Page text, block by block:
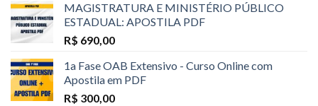
MAGISTRATURA E MINISTÉRIO PÚBLICO
ESTADUAL: APOSTILA PDF
R$ 690,00
1a Fase OAB Extensivo - Curso Online com
Apostila em PDF
R$ 300,00